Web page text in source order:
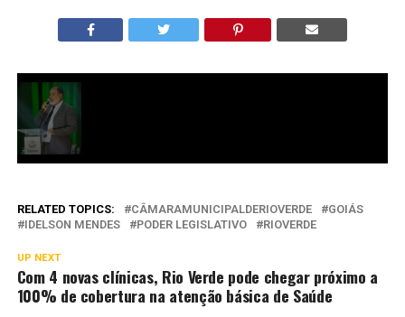
RELATED TOPICS: CÂMARAMUNICIPALDERIOVERDE
GOIÁS
IDELSON MENDES
PODER LEGISLATIVO RIOVERDE
UP NEXT
Com 4 novas clínicas, Rio Verde pode chegar próximo a
100% de cobertura na atenção básica de Saúde